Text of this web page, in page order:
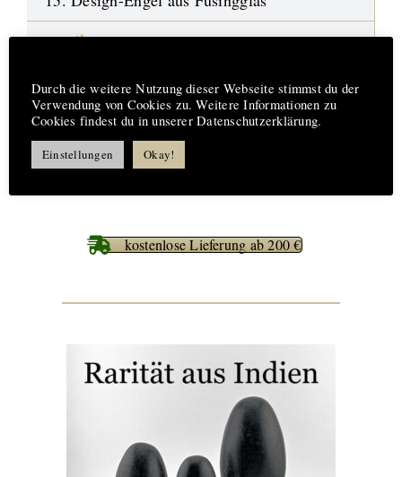
16.
Neue Highlights
17. Aufträge-Reparaturen
18. %%% Best Deals
kostenlose Lieferung ab 200 €
Durch die weitere Nutzung dieser Webseite stimmst du der
Verwendung von Cookies zu. Weitere Informationen zu
Cookies findest du in unserer Datenschutzerklärung.
Einstellungen Okay!